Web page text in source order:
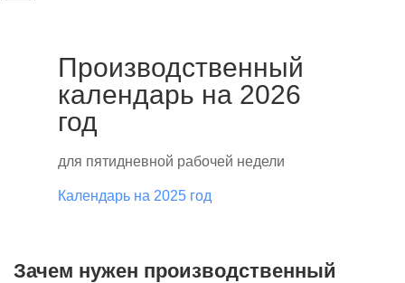
Производственный
календарь на 2026
год
для пятидневной рабочей недели
Календарь на 2025 год
Зачем нужен производственный